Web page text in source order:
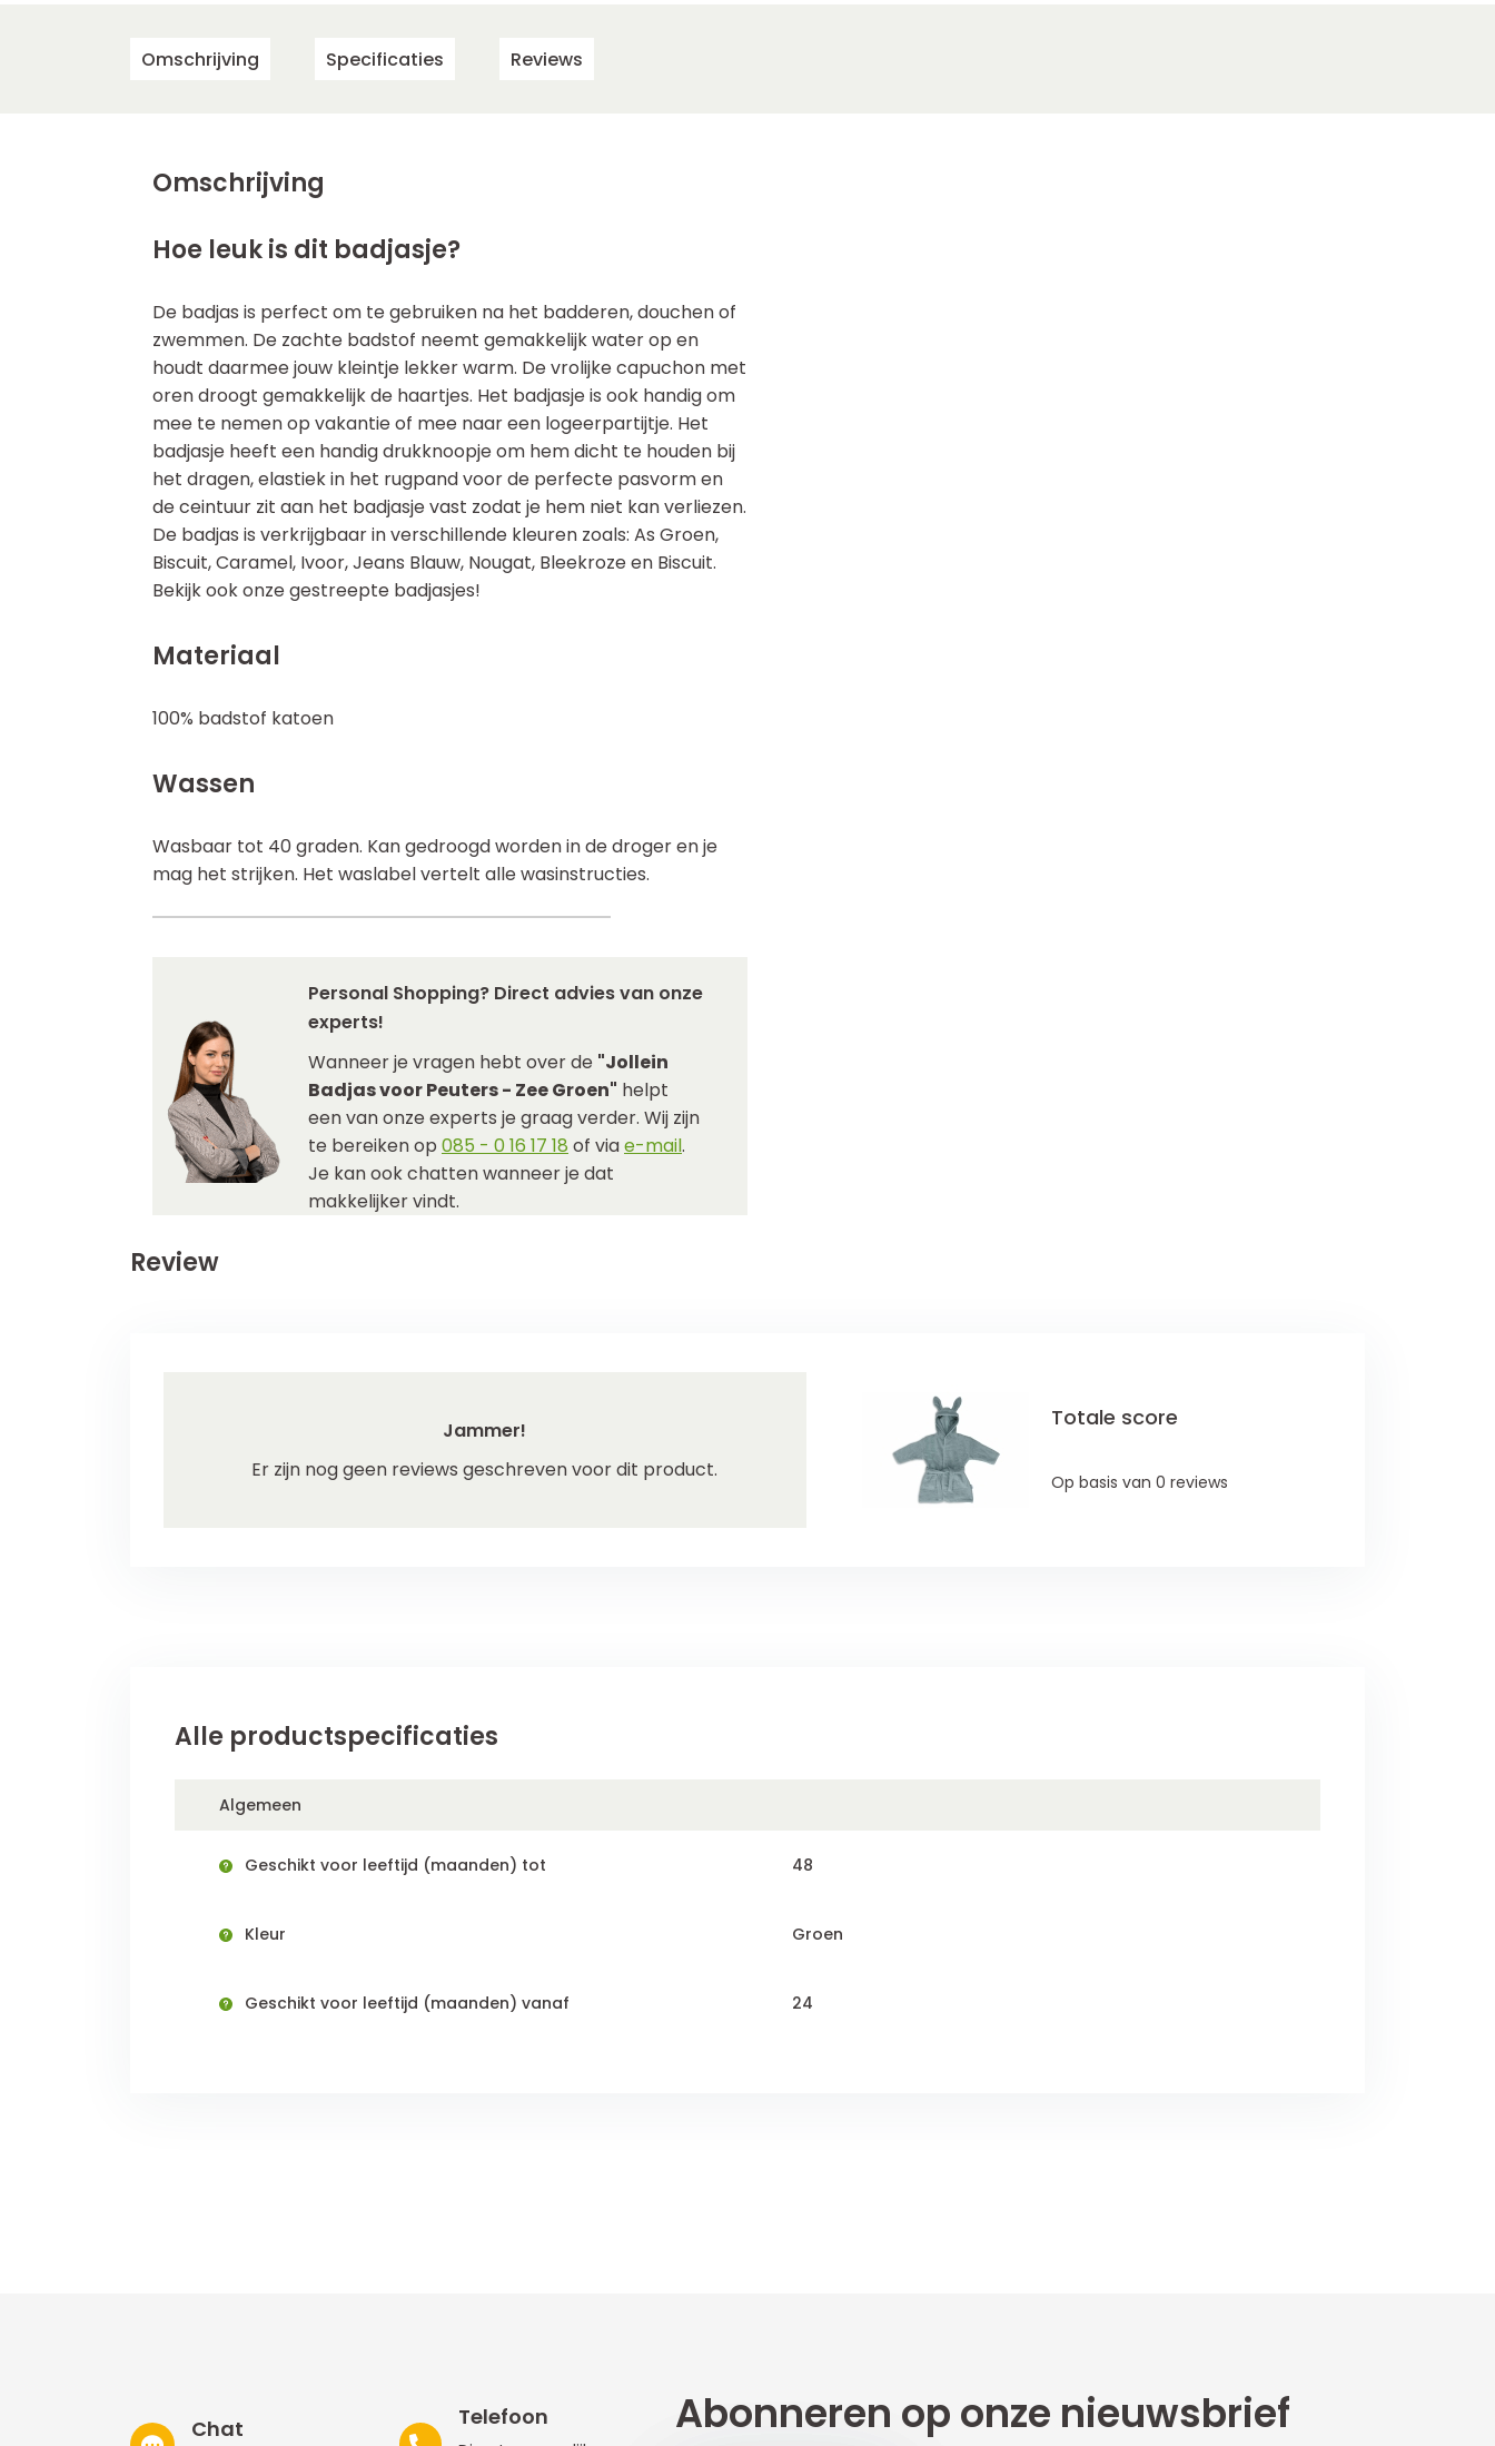
Omschrijving Specificaties Reviews
Omschrijving
Hoe leuk is dit badjasje?
De badjas is perfect om te gebruiken na het badderen, douchen of
zwemmen. De zachte badstof neemt gemakkelijk water op en
houdt daarmee jouw kleintje lekker warm. De vrolijke capuchon met
oren droogt gemakkelijk de haartjes. Het badjasje is ook handig om
mee te nemen op vakantie of mee naar een logeerpartijtje. Het
badjasje heeft een handig drukknoopje om hem dicht te houden bij
het dragen, elastiek in het rugpand voor de perfecte pasvorm en
de ceintuur zit aan het badjasje vast zodat je hem niet kan verliezen.
De badjas is verkrijgbaar in verschillende kleuren zoals: As Groen,
Biscuit, Caramel, Ivoor, Jeans Blauw, Nougat, Bleekroze en Biscuit.
Bekijk ook onze gestreepte badjasjes!
Materiaal
100% badstof katoen
Wassen
Wasbaar tot 40 graden. Kan gedroogd worden in de droger en je
mag het strijken. Het waslabel vertelt alle wasinstructies.
Personal Shopping? Direct advies van onze
experts!
Wanneer je vragen hebt over de "Jollein
Badjas voor Peuters - Zee Groen" helpt
een van onze experts je graag verder. Wij zijn
te bereiken op 085 - 0 16 17 18 of viae-mail.
Je kan ook chatten wanneer je dat
makkelijker vindt.
Review
Jammer!
Er zijn nog geen reviews geschreven voor dit product.
Totale score
Op basis van 0 reviews
Alle productspecificaties
Algemeen
Geschikt voor leeftijd (maanden) tot 48
Kleur Groen
Geschikt voor leeftijd (maanden) vanaf 24
Chat Telefoon Abonneren op onze nieuwsbrief